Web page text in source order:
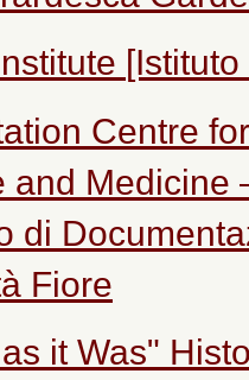
Centre
and Medicine
di
Fiore
it Was"